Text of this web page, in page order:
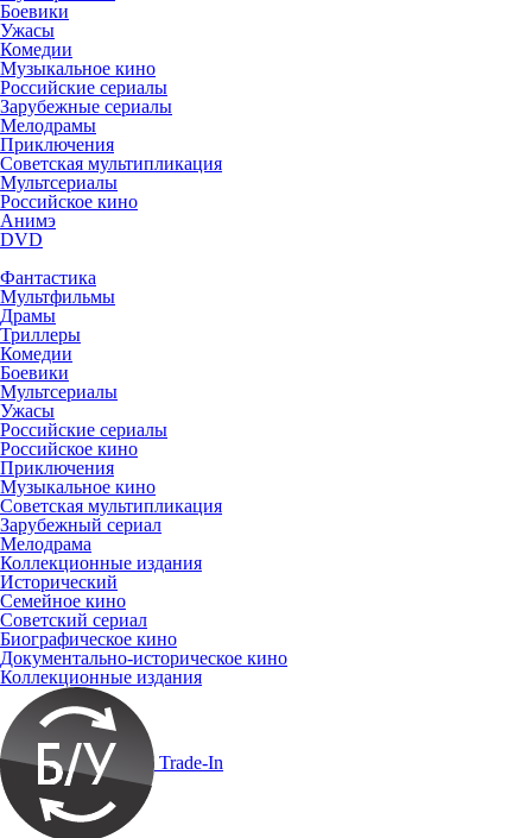
Боевики
Ужасы
Комедии
Музыкальное кино
Российские сериалы
Зарубежные сериалы
Мелодрамы
Приключения
Советская мультипликация
Мультсериалы
Российское кино
Анимэ
DVD
Фантастика
Мультфильмы
Драмы
Триллеры
Комедии
Боевики
Мультсериалы
Ужасы
Российские сериалы
Российское кино
Приключения
Музыкальное кино
Советская мультипликация
Зарубежный сериал
Мелодрама
Коллекционные издания
Исторический
Семейное кино
Советский сериал
Биографическое кино
Документально-историческое кино
Коллекционные издания
Trade-In